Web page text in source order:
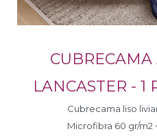
CUBRECAMA
LANCASTER -
Cubrecama liso
Microfibra 60 gr/m2